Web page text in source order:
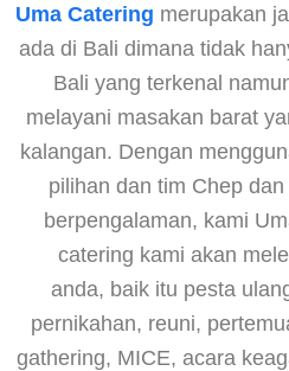
Uma Catering merupakan
ada di Bali dimana tidak
Bali yang terkenal
melayani masakan barat
kalangan. Dengan
pilihan dan tim Chep
berpengalaman, kami
catering kami akan
anda, baik itu pesta
pernikahan, reuni,
gathering, MICE, acara